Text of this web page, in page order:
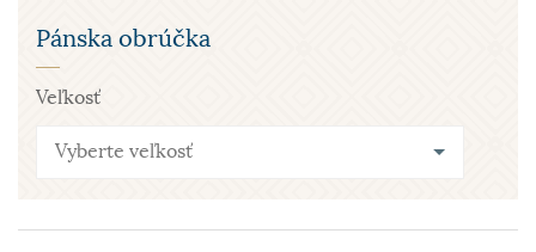
Pánska obrúčka
Veľkosť
Vyberte veľkosť